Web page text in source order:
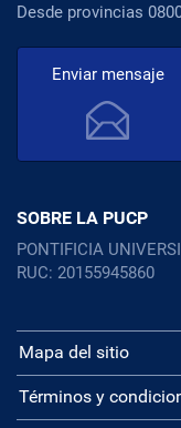
Desde provincias
Enviar mensaje
SOBRE LA PUCP
PONTIFICIA
RUC: 20155945860
Mapa del sitio
Términos y